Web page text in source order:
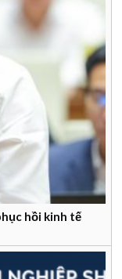
hồi kinh tế